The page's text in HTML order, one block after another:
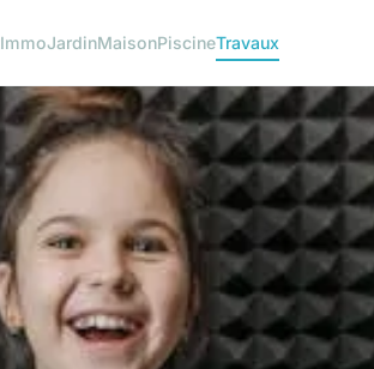
ImmoJardinMaisonPiscineTravaux